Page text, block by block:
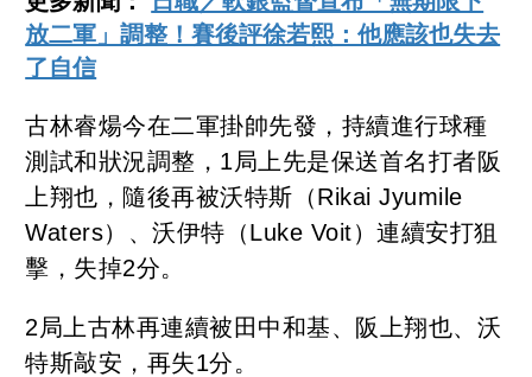
放二軍」調整！賽後評徐若熙：他應該也失去
了自信
古林睿煬今在二軍掛帥先發，持續進行球種
測試和狀況調整，1局上先是保送首名打者阪
上翔也，隨後再被沃特斯（Rikai Jyumile
Waters）、沃伊特（Luke Voit）連續安打狙
擊，失掉2分。
2局上古林再連續被田中和基、阪上翔也、沃
特斯敲安，再失1分。